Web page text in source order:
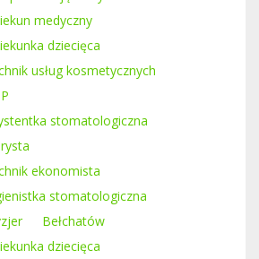
medyczny
dziecięca
usług kosmetycznych
stomatologiczna
ekonomista
stomatologiczna
Bełchatów
dziecięca